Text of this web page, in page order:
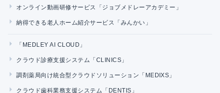
オンライン動画研修サービス「ジョブメドレーアカデミー」
納得できる老人ホーム紹介サービス「みんかい」
「MEDLEY AI CLOUD」
クラウド診療支援システム「CLINICS」
調剤薬局向け統合型クラウドソリューション「MEDIXS」
クラウド歯科業務支援システム「DENTIS」